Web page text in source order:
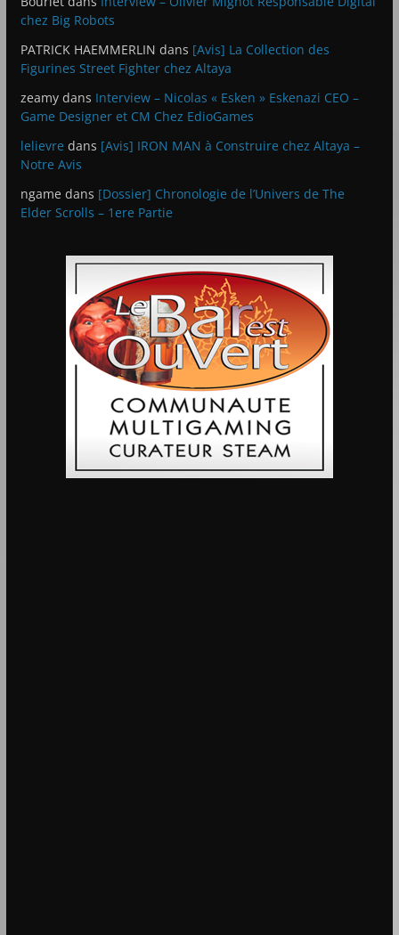
chez Big Robots
PATRICK HAEMMERLIN dans [Avis] La Collection des
Figurines Street Fighter chez Altaya
zeamydans Interview – Nicolas « Esken » Eskenazi CEO –
Game Designer et CM Chez EdioGames
lelievre dans [Avis] IRON MAN à Construire chez Altaya –
Notre Avis
ngame dans [Dossier] Chronologie de l’Univers de The
Elder Scrolls – 1ere Partie